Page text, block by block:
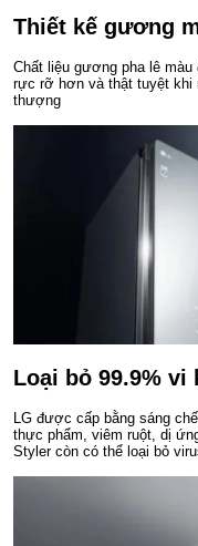
Thiết kế gương
Chất liệu gương pha lê
rực rỡ hơn và thật tuyệt khi
thượng
Loại bỏ 99.9% vi
LG được cấp bằng sáng
thực phẩm, viêm ruột, dị
Styler còn có thể loại bỏ